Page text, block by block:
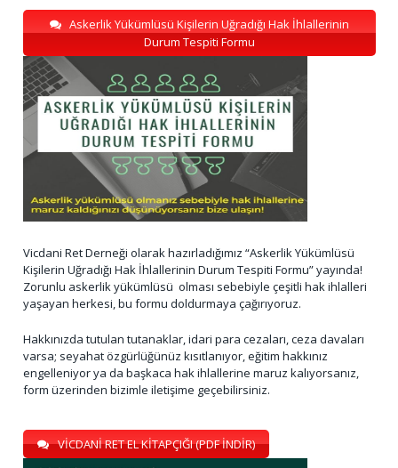
Askerlik Yükümlüsü Kişilerin Uğradığı Hak İhlallerinin
Durum Tespiti Formu
Vicdani Ret Derneği olarak hazırladığımız “Askerlik Yükümlüsü
Kişilerin Uğradığı Hak İhlallerinin Durum Tespiti Formu” yayında!
Zorunlu askerlik yükümlüsü olması sebebiyle çeşitli hak ihlalleri
yaşayan herkesi, bu formu doldurmaya çağırıyoruz.
Hakkınızda tutulan tutanaklar, idari para cezaları, ceza davaları
varsa; seyahat özgürlüğünüz kısıtlanıyor, eğitim hakkınız
engelleniyor ya da başkaca hak ihlallerine maruz kalıyorsanız,
form üzerinden bizimle iletişime geçebilirsiniz.
VİCDANİ RET EL KİTAPÇIĞI (PDF İNDİR)